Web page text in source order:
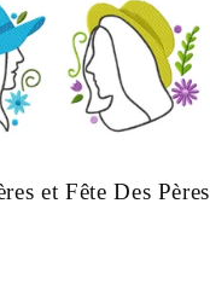
et Fête Des Pères